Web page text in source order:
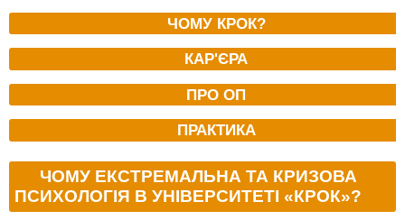
ЧОМУ КРОК?
КАР'ЄРА
ПРО ОП
ПРАКТИКА
ЧОМУ ЕКСТРЕМАЛЬНА ТА КРИЗОВА
ПСИХОЛОГІЯ В УНІВЕРСИТЕТІ «КРОК»?